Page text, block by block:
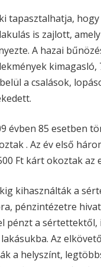
tapasztalhatja,
is zajlott,
A hazai
a csalások,
évben 85 esetben
. Az év első
Ft kárt okoztak az
kihasználták a
pénzintézetre
a sértettektől,
Az
a helyszínt,